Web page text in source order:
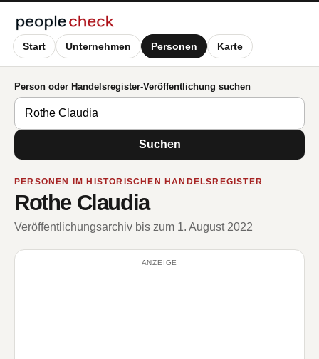
Start Unternehmen Personen Karte
Person oder Handelsregister-Veröffentlichung suchen
Suchen
PERSONEN IM HISTORISCHEN HANDELSREGISTER
Rothe Claudia
Veröffentlichungsarchiv bis zum 1. August 2022
ANZEIGE